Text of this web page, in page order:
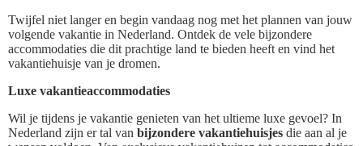
Twijfel niet langer en begin vandaag nog met het plannen van jouw
volgende vakantie in Nederland. Ontdek de vele bijzondere
accommodaties die dit prachtige land te bieden heeft en vind het
vakantiehuisje van je dromen.
Luxe vakantieaccommodaties
Wil je tijdens je vakantie genieten van het ultieme luxe gevoel? In
Nederland zijn er tal van bijzondere vakantiehuisjes die aan al je